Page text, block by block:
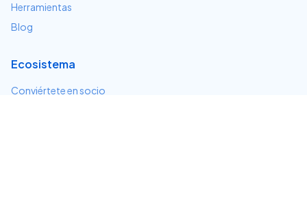
Herramientas
Blog
Ecosistema
Conviértete en socio